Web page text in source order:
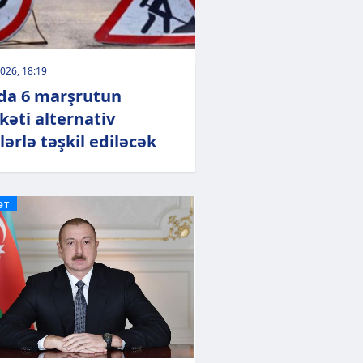
18:19
6 marşrutun
alternativ
təşkil ediləcək